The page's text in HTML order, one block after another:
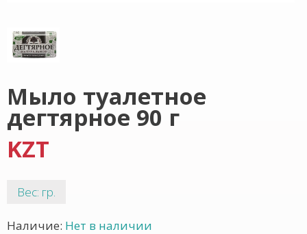
Мыло туалетное
дегтярное 90 г
KZT
Вес: гр.
Наличие: Нет в наличии